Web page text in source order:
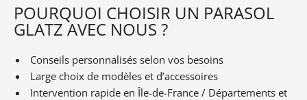
POURQUOI CHOISIR UN PARASOL
GLATZ AVEC NOUS ?
Conseils personnalisés selon vos besoins
Large choix de modèles et d’accessoires
Intervention rapide en Île-de-France / Départements et